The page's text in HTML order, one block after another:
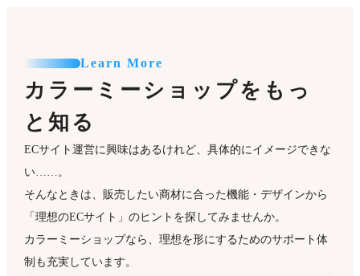
Learn More
カラーミーショップをもっ
と知る
ECサイト運営に興味はあるけれど、具体的にイメージできな
い……。
そんなときは、販売したい商材に合った機能・デザインから
「理想のECサイト」のヒントを探してみませんか。
カラーミーショップなら、理想を形にするためのサポート体
制も充実しています。